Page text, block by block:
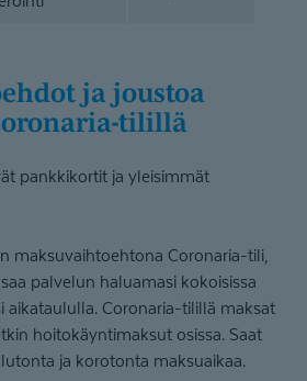
tilillä
pankkikortit ja yleisimmät
maksuvaihtoehtona Coronaria-tili,
palvelun haluamasi kokoisissa
aikataululla. Coronaria-tilillä maksat
hoitokäyntimaksut osissa. Saat
ja korotonta maksuaikaa.